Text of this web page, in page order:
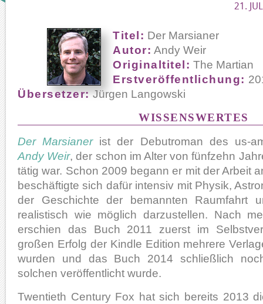
21.
Titel: Der Marsianer
Autor: Andy Weir
Originaltitel: The Martian
Erstveröffentlichung:
Übersetzer:Jürgen Langowski
WISSENSWERTES
Der Marsianerist der Debutroman des us-
Andy Weir, der schon im Alter von fünfzehn
tätig war. Schon 2009 begann er mit der Arbeit
beschäftigte sich dafür intensiv mit Physik,
der Geschichte der bemannten Raumfahrt
realistisch wie möglich darzustellen. Nach
erschien das Buch 2011 zuerst im
großen Erfolg der Kindle Edition mehrere
wurden und das Buch 2014 schließlich
solchen veröffentlicht wurde.
Twentieth Century Fox hat sich bereits 2013